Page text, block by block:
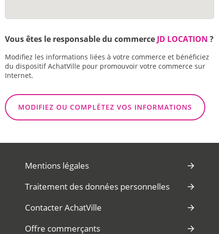
Vous êtes le responsable du commerce JD LOCATION ?
Modifiez les informations liées à votre commerce et bénéficiez
du dispositif AchatVille pour promouvoir votre commerce sur
Internet.
MODIFIEZ OU COMPLÉTEZ VOS INFORMATIONS
Mentions légales
Traitement des données personnelles
Contacter AchatVille
Offre commerçants